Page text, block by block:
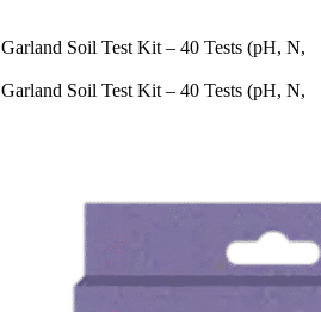
Garland Soil Test Kit – 40 Tests (pH, N,
Garland Soil Test Kit – 40 Tests (pH, N,